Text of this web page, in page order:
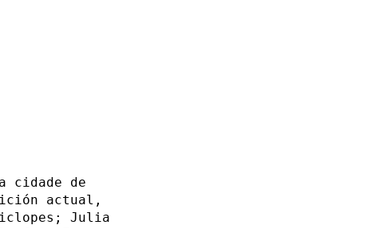
cidade de
actual,
Julia